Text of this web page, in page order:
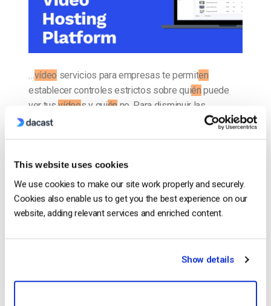
This website uses cookies
We use cookies to make our site work properly and securely.
Cookies also enable us to get you the best experience on our
website, adding relevant services and enriched content.
Show details
…vídeo servicios para empresas te permiten
establecer controles estrictos sobre quién puede
ver tusvídeos y quién no. Para disminuir las
posibilidades de que algui
descargue ilegalmente
CONTINUAR LEYENDO
Publicado enEl blog de los expertos en vídeo
El blog de los expertos en
vídeo